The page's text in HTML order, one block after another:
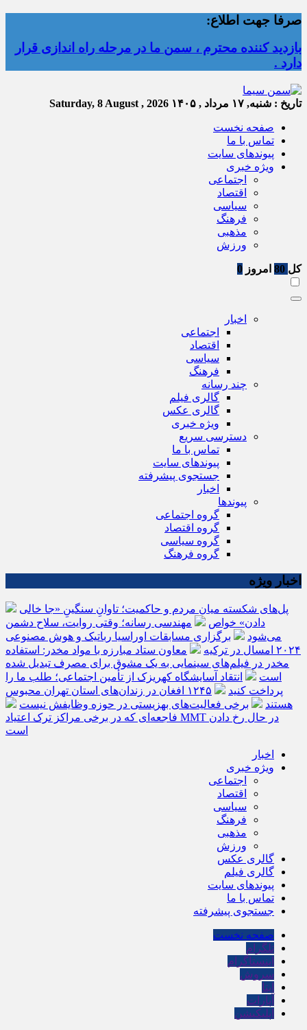
صرفا جهت اطلاع:
بازدید کننده محترم ، سمن ما در مرحله راه اندازی قرار
دارد .
تاریخ : شنبه, ۱۷ مرداد , ۱۴۰۵ Saturday, 8 August , 2026
صفحه نخست
تماس با ما
پیوندهای سایت
ویژه خبری
اجتماعی
اقتصاد
سیاسی
فرهنگ
مذهبی
ورزش
کل امروز 0
اخبار
اجتماعی
اقتصاد
سیاسی
فرهنگ
چند رسانه
گالری فیلم
گالری عکس
ویژه خبری
دسترسی سریع
تماس با ما
پیوندهای سایت
جستجوی پیشرفته
اخبار
پیوندها
گروه اجتماعی
گروه اقتصاد
گروه سیاسی
گروه فرهنگ
اخبار ویژه
پل‌های شکسته میان مردم و حاکمیت؛ تاوانِ سنگینِ «جا خالی
دادن» خواص
مهندسی رسانه؛ وقتی روایت، سلاح دشمن
می‌شود
برگزاری مسابقات اوراسیا رباتیک و هوش مصنوعی
۲۰۲۴ امسال در ترکیه
معاون ستاد مبارزه با مواد مخدر: استفاده
مخدر در فیلم‌های سینمایی به یک مشوق برای مصرف تبدیل شده
است
انتقاد آسایشگاه کهریزک از تأمین اجتماعی؛ طلب ما را
پرداخت کنید
۱۲۴۵ افغان در زندان‌های استان تهران محبوس
هستند
برخی فعالیت‌های بهزیستی در حوزه وظایفش نیست
فاجعه‌ای که در برخی مراکز ترک اعتیاد MMT در حال رخ دادن
است
اخبار
ویژه خبری
اجتماعی
اقتصاد
سیاسی
فرهنگ
مذهبی
ورزش
گالری عکس
گالری فیلم
پیوندهای سایت
تماس با ما
جستجوی پیشرفته
صفحه نخست
تلگرام
اینستاگرام
سروش
ایتا
آپارات
اپلیکیشن